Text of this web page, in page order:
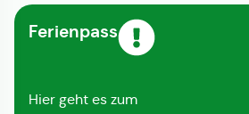
Ferienpass
Hier geht es zum